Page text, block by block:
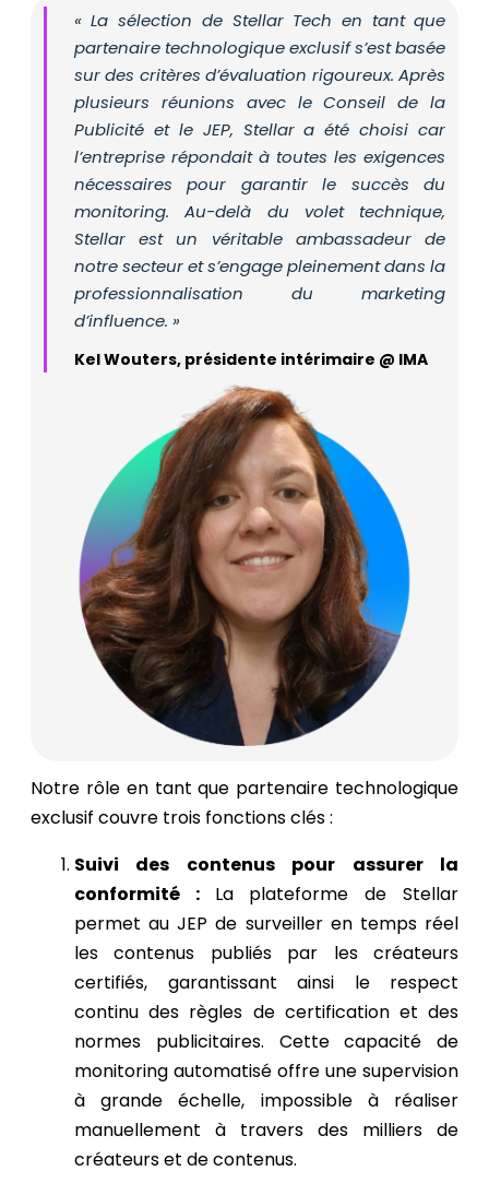
« La sélection de Stellar Tech en tant que
partenaire technologique exclusif s’est basée
sur des critères d’évaluation rigoureux. Après
plusieurs réunions avec le Conseil de la
Publicité et le JEP, Stellar a été choisi car
l’entreprise répondait à toutes les exigences
nécessaires pour garantir le succès du
monitoring. Au-delà du volet technique,
Stellar est un véritable ambassadeur de
notre secteur et s’engage pleinement dans la
professionnalisation du marketing
d’influence. »
Kel Wouters, présidente intérimaire @ IMA
Notre rôle en tant que partenaire technologique
exclusif couvre trois fonctions clés :
Suivi des contenus pour assurer la
conformité : La plateforme de Stellar
permet au JEP de surveiller en temps réel
les contenus publiés par les créateurs
certifiés, garantissant ainsi le respect
continu des règles de certification et des
normes publicitaires. Cette capacité de
monitoring automatisé offre une supervision
à grande échelle, impossible à réaliser
manuellement à travers des milliers de
créateurs et de contenus.